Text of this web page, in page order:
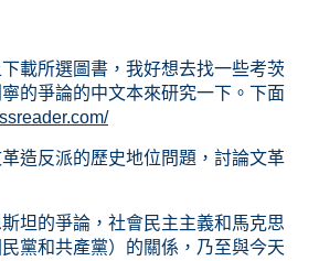
載所選圖書，我好想去找一些考茨
的爭論的中文本來研究一下。下面
造反派的歷史地位問題，討論文革
坦的爭論，社會民主主義和馬克思
黨和共產黨）的關係，乃至與今天